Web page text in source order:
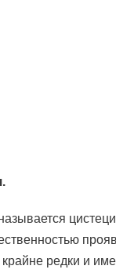
крайне редки и